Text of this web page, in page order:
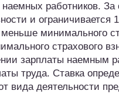
работников. За
и ограничивается
минимального
страхового
зарплаты наемным
труда. Ставка
вида деятельности